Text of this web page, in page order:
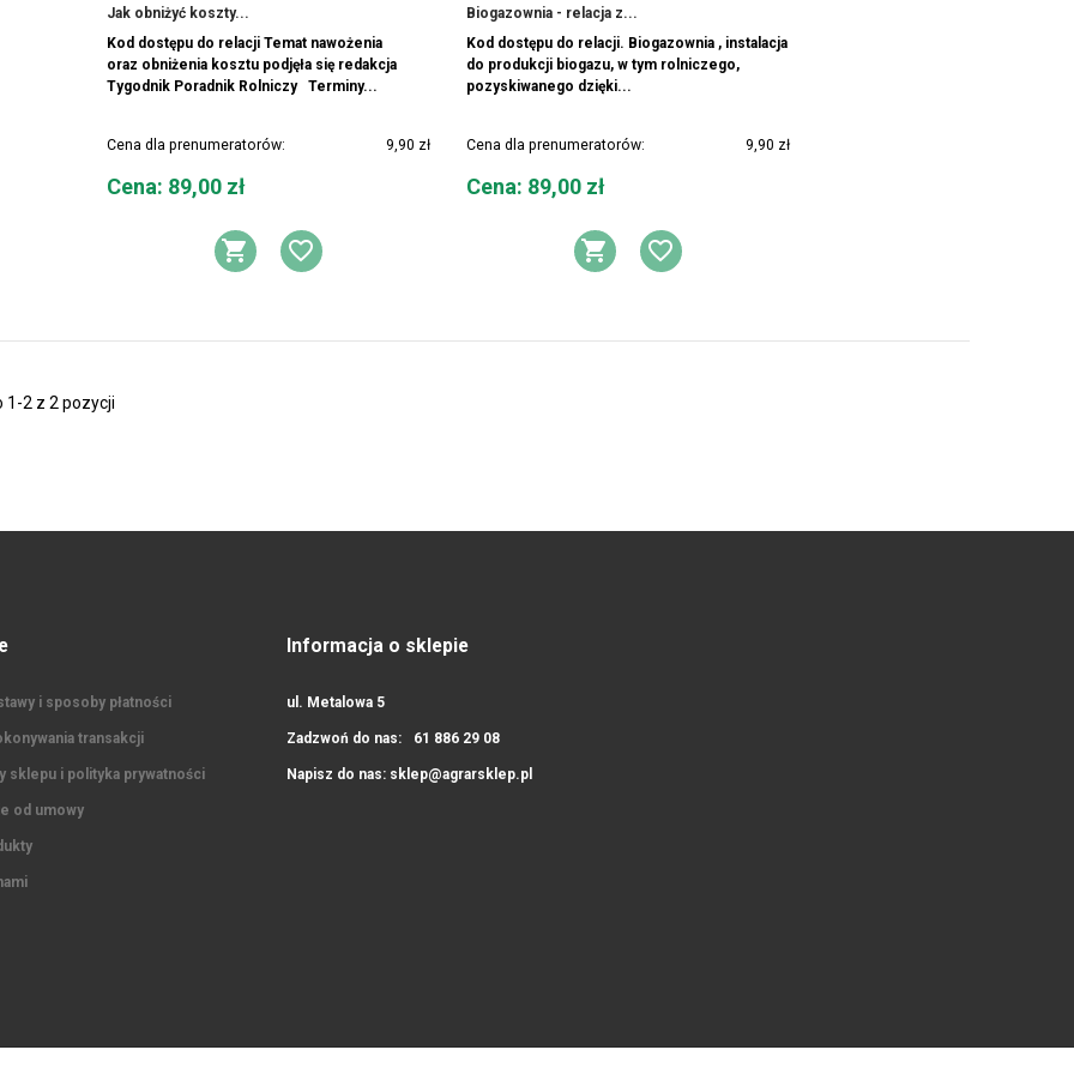
Jak obniżyć koszty...
Kod dostępu do relacji Temat nawożenia
oraz obniżenia kosztu podjęła się redakcja
Tygodnik Poradnik Rolniczy Terminy...
Cena dla prenumeratorów: 9,90 zł
Cena
Cena: 89,00 zł
DODAJ DO KOSZYKA
DODAJ DO LISTY ŻYCZEŃ
Biogazownia - relacja z...
Kod dostępu do relacji. Biogazownia , instalacja
do produkcji biogazu, w tym rolniczego,
pozyskiwanego dzięki...
Cena dla prenumeratorów: 9,90 zł
Cena
Cena: 89,00 zł
DODAJ DO KOSZYKA
DODAJ DO LISTY ŻYCZEŃ
1-2 z 2 pozycji
i sposoby płatności
transakcji
sklepu i polityka prywatności
od umowy
Informacja o sklepie
ul. Metalowa 5
Zadzwoń do nas: 61 886 29 08
Napisz do nas: sklep@agrarsklep.pl